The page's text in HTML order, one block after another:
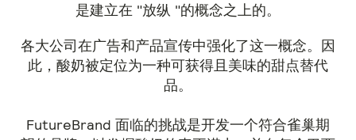
是建立在 "放纵 "的概念之上的。
各大公司在广告和产品宣传中强化了这一概念。因
此，酸奶被定位为一种可获得且美味的甜点替代
品。
FutureBrand 面临的挑战是开发一个符合雀巢期